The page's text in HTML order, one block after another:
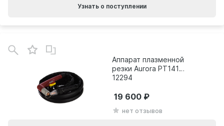
Узнать о поступлении
Аппарат плазменной
резки Aurora PT141
12294
нет отзывов
19 600